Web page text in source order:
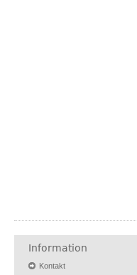
Information
Kontakt